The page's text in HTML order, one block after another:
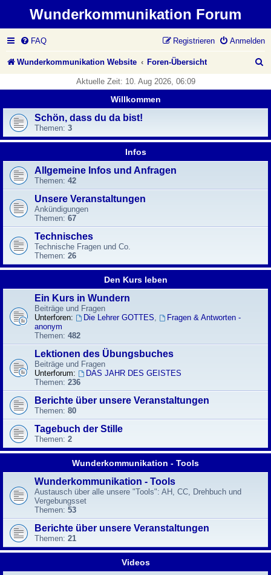
Wunderkommunikation Forum
FAQ Anmelden
Registrieren
Wunderkommunikation Website Foren-Übersicht
Aktuelle Zeit: 10. Aug 2026, 06:09
Willkommen
Schön, dass du da bist!
Themen: 3
Infos
Allgemeine Infos und Anfragen
Themen: 42
Unsere Veranstaltungen
Ankündigungen
Themen: 67
Technisches
Technische Fragen und Co.
Themen: 26
Den Kurs leben
Ein Kurs in Wundern
Beiträge und Fragen
Unterforen:
Die Lehrer GOTTES,
Fragen & Antworten -
anonym
Themen: 482
Lektionen des Übungsbuches
Beiträge und Fragen
Unterforum:
DAS JAHR DES GEISTES
Themen: 236
Berichte über unsere Veranstaltungen
Themen: 80
Tagebuch der Stille
Themen: 2
Wunderkommunikation - Tools
Wunderkommunikation - Tools
Austausch über alle unsere "Tools": AH, CC, Drehbuch und
Vergebungsset
Themen: 53
Berichte über unsere Veranstaltungen
Themen: 21
Videos